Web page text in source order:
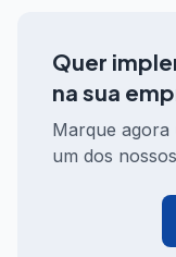
Quer
na sua
Marque agora
um dos